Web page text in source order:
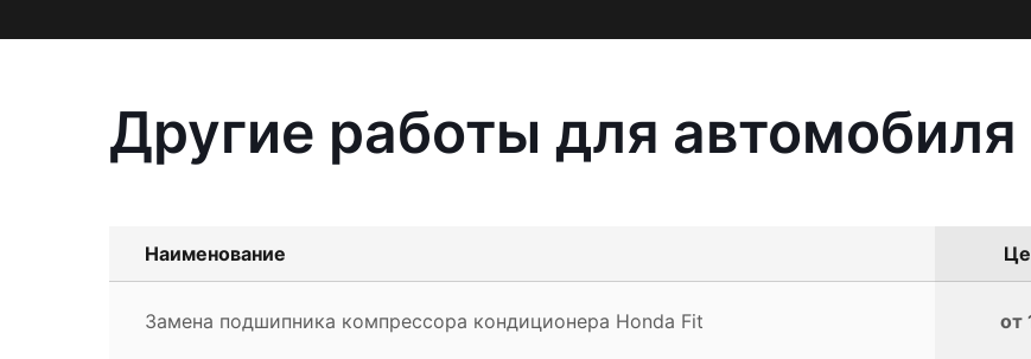
Другие работы для
Наименование
Замена подшипника компрессора кондиционера Honda Fit от